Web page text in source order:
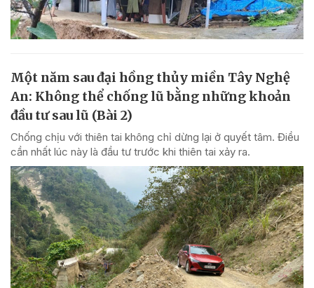
Một năm sau đại hồng thủy miền Tây Nghệ
An: Không thể chống lũ bằng những khoản
đầu tư sau lũ (Bài 2)
Chống chịu với thiên tai không chỉ dừng lại ở quyết tâm. Điều
cần nhất lúc này là đầu tư trước khi thiên tai xảy ra.